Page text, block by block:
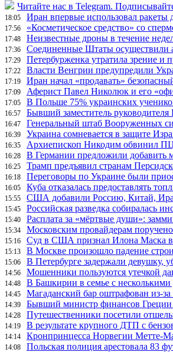
Читайте нас в Telegram.
18:05 Иран впервые использовал ракеты
17:56 «Косметическое средство» со
17:48 Неизвестные дроны в течение
17:36 Соединенные Штаты осуществили
17:29 Петербурженка утратила зрение и
17:22 Власти Венгрии предупредили
17:19 Иран начал «продавать»
17:09 Аферист Павел Николюк и его
17:05 В Польше 75% украинских
16:57 Бывший заместитель
16:47 Генеральный штаб Вооруженных
16:39 Украина сомневается в защите
16:35 Архиепископ Никодим обвинил
16:28 В Германии предложили
16:25 Трамп предъявил странам
16:18 Переговоры по Украине были
16:05 Куба отказалась предоставлять
15:55 США добавили Россию, Китай,
15:45 Российская разведка собиралась
15:40 Расплата за «мёртвые души»:
15:34 Московским провайдерам
15:16 Суд в США признал Илона Маска
15:13 В Москве произошло падение
15:06 В Петербурге задержали девушку,
14:56 Мошенники пользуются утечкой
14:48 В Башкирии в семье с
14:45 Магаданский бар оштрафован из-за
14:39 Бывший министр финансов Греции
14:28 Путешественники посетили
14:19 В результате крупного ДТП с
14:14 Кронпринцесса Норвегии Метте-
14:08 Польская полиция арестовала 83